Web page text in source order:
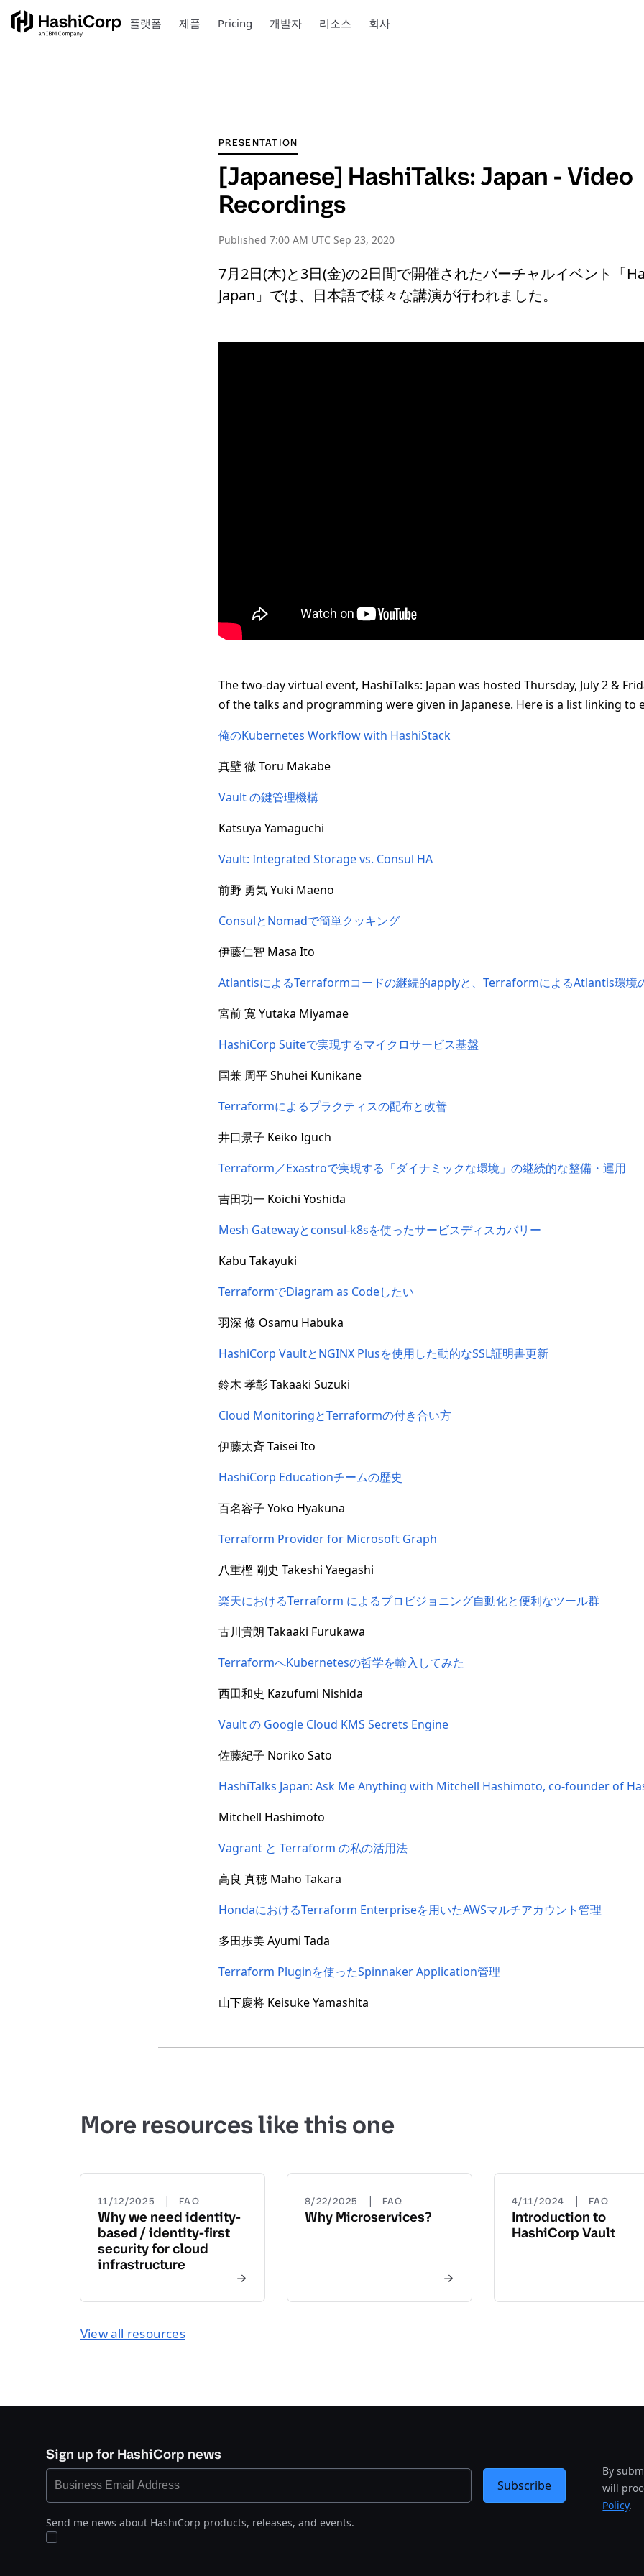
플랫폼 제품 Pricing 개발자 리소스 회사
PRESENTATION
[Japanese] HashiTalks: Japan - Video
Recordings
Published 7:00 AM UTC Sep 23, 2020
7月2日(木)と3日(金)の2日間で開催されたバーチャルイベント「
Japan」では、日本語で様々な講演が行われました。
The two-day virtual event, HashiTalks: Japan was hosted Thursday, July 2 &
of the talks and programming were given in Japanese. Here is a list linking to
俺のKubernetes Workflow with HashiStack
真壁 徹 Toru Makabe
Vault の鍵管理機構
Katsuya Yamaguchi
Vault: Integrated Storage vs. Consul HA
前野 勇気 Yuki Maeno
ConsulとNomadで簡単クッキング
伊藤仁智 Masa Ito
AtlantisによるTerraformコードの継続的applyと、TerraformによるAtlantis環境
宮前 寛 Yutaka Miyamae
HashiCorp Suiteで実現するマイクロサービス基盤
国兼 周平 Shuhei Kunikane
Terraformによるプラクティスの配布と改善
井口景子 Keiko Iguch
Terraform／Exastroで実現する「ダイナミックな環境」の継続的な整備・運用
吉田功一 Koichi Yoshida
Mesh Gatewayとconsul-k8sを使ったサービスディスカバリー
Kabu Takayuki
TerraformでDiagram as Codeしたい
羽深 修 Osamu Habuka
HashiCorp VaultとNGINX Plusを使用した動的なSSL証明書更新
鈴木 孝彰 Takaaki Suzuki
Cloud MonitoringとTerraformの付き合い方
伊藤太斉 Taisei Ito
HashiCorp Educationチームの歴史
百名容子 Yoko Hyakuna
Terraform Provider for Microsoft Graph
八重樫 剛史 Takeshi Yaegashi
楽天におけるTerraform によるプロビジョニング自動化と便利なツール群
古川貴朗 Takaaki Furukawa
TerraformへKubernetesの哲学を輸入してみた
西田和史 Kazufumi Nishida
Vault の Google Cloud KMS Secrets Engine
佐藤紀子 Noriko Sato
HashiTalks Japan: Ask Me Anything with Mitchell Hashimoto, co-founder of
Mitchell Hashimoto
Vagrant と Terraform の私の活用法
高良 真穂 Maho Takara
HondaにおけるTerraform Enterpriseを用いたAWSマルチアカウント管理
多田歩美 Ayumi Tada
Terraform Pluginを使ったSpinnaker Application管理
山下慶将 Keisuke Yamashita
More resources like this one
11/12/2025 | FAQ
Why we need identity-
based / identity-first
security for cloud
infrastructure
8/22/2025 | FAQ
Why Microservices?
4/11/2024 | FAQ
Introduction to
HashiCorp Vault
View all resources
Sign up for HashiCorp news
Send me news about HashiCorp products, releases, and events.
By
will
Policy.
Subscribe